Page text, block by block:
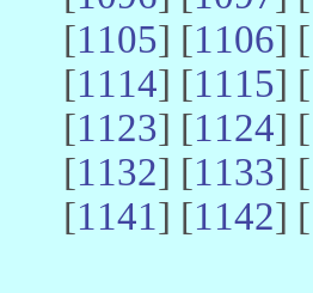
[1105] [1106] [
[1114] [1115] [
[1123] [1124] [
[1132] [1133] [
[1141] [1142] [